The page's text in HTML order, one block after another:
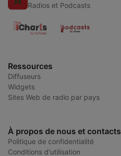
Radios et Podcasts
Ressources
Diffuseurs
Widgets
Sites Web de radio par pays
À propos de nous et contacts
Politique de confidentialité
Conditions d'utilisation